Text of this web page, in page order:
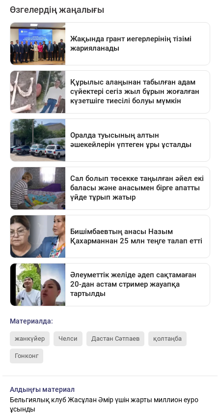
Материалда:
жанкүйер Челси Дастан Сәтпаев қолтаңба
Гонконг
Алдыңғы материал
Бельгиялық клуб Жасұлан Әмір үшін жарты миллион еуро
ұсынды